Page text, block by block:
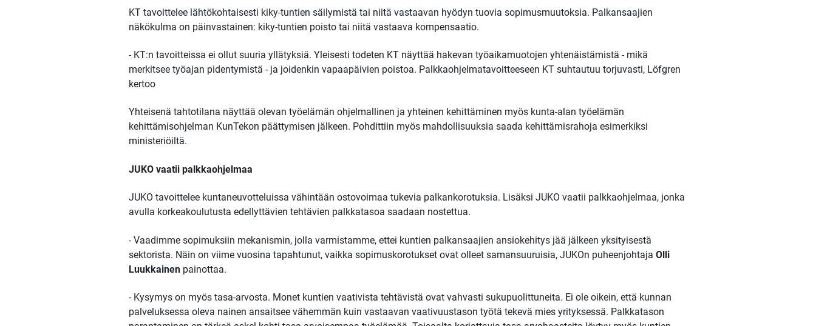
KT tavoittelee lähtökohtaisesti kiky-tuntien säilymistä tai niitä vastaavan hyödyn tuovia sopimusmuutoksia. Palkansaajien
näkökulma on päinvastainen: kiky-tuntien poisto tai niitä vastaava kompensaatio.
- KT:n tavoitteissa ei ollut suuria yllätyksiä. Yleisesti todeten KT näyttää hakevan työaikamuotojen yhtenäistämistä - mikä
merkitsee työajan pidentymistä - ja joidenkin vapaapäivien poistoa. Palkkaohjelmatavoitteeseen KT suhtautuu torjuvasti, Löfgren
kertoo
Yhteisenä tahtotilana näyttää olevan työelämän ohjelmallinen ja yhteinen kehittäminen myös kunta-alan työelämän
kehittämisohjelman KunTekon päättymisen jälkeen. Pohdittiin myös mahdollisuuksia saada kehittämisrahoja esimerkiksi
ministeriöiltä.
JUKO vaatii palkkaohjelmaa
JUKO tavoittelee kuntaneuvotteluissa vähintään ostovoimaa tukevia palkankorotuksia. Lisäksi JUKO vaatii palkkaohjelmaa, jonka
avulla korkeakoulutusta edellyttävien tehtävien palkkatasoa saadaan nostettua.
- Vaadimme sopimuksiin mekanismin, jolla varmistamme, ettei kuntien palkansaajien ansiokehitys jää jälkeen yksityisestä
sektorista. Näin on viime vuosina tapahtunut, vaikka sopimuskorotukset ovat olleet samansuuruisia, JUKOn puheenjohtaja Olli
Luukkainenpainottaa.
- Kysymys on myös tasa-arvosta. Monet kuntien vaativista tehtävistä ovat vahvasti sukupuolittuneita. Ei ole oikein, että kunnan
palveluksessa oleva nainen ansaitsee vähemmän kuin vastaavan vaativuustason työtä tekevä mies yrityksessä. Palkkatason